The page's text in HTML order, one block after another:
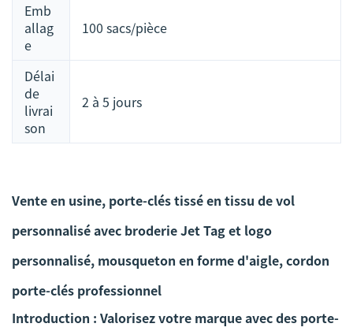
Emb
allag
e
100 sacs/pièce
Délai
de
livrai
son
2 à 5 jours
Vente en usine, porte-clés tissé en tissu de vol
personnalisé avec broderie Jet Tag et logo
personnalisé, mousqueton en forme d'aigle, cordon
porte-clés professionnel
Introduction : Valorisez votre marque avec des porte-